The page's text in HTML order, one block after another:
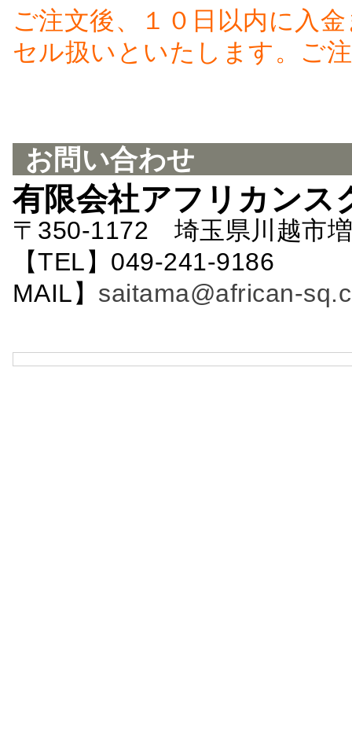
ご注文後、１０日以内に入
セル扱いといたします。ご
お問い合わせ
有限会社アフリカンス
〒350-1172 埼玉県川越市
【TEL】049-241-
MAIL】 saitama@african-